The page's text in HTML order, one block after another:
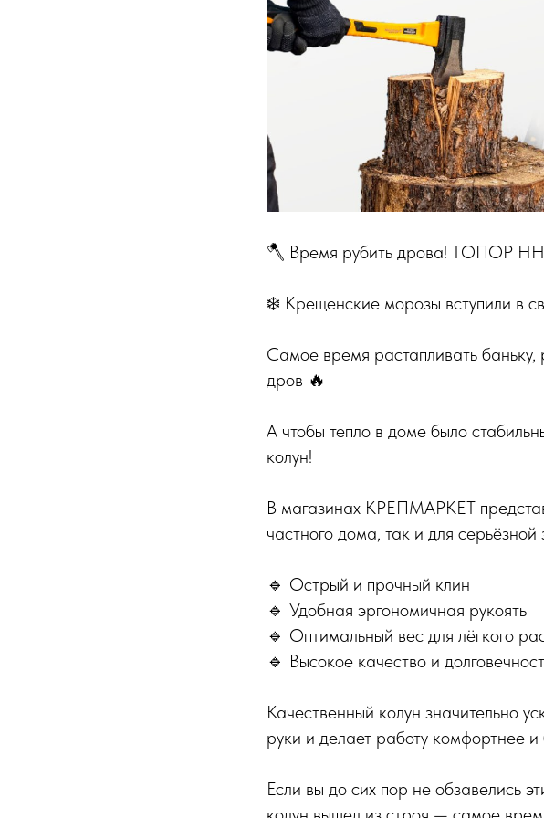
🪓 Время рубить дрова! ТОПОР
❄️ Крещенские морозы вступили в
Самое время растапливать баньку,
дров 🔥
А чтобы тепло в доме было
колун!
В магазинах КРЕПМАРКЕТ
частного дома, так и для серьёзной
🔹 Острый и прочный клин
🔹 Удобная эргономичная рукоять
🔹 Оптимальный вес для лёгкого
🔹 Высокое качество и
Качественный колун значительно
руки и делает работу комфортнее и
Если вы до сих пор не обзавелись